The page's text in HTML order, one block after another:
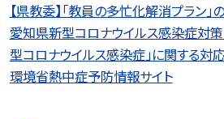
【県教委】「教員の多忙化解消プラン」
愛知県新型コロナウイルス感染症対策
型コロナウイルス感染症」に関する対
環境省熱中症予防情報サイト